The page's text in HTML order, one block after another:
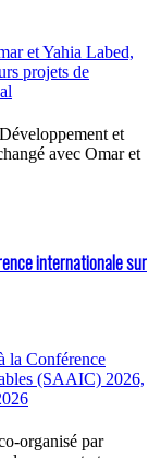
et
avec Omar et
internationale sur
organisé par